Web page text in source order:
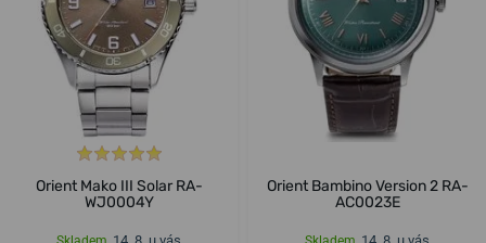
Orient Mako III Solar RA-
WJ0004Y
Orient Bambino Version 2 RA-
AC0023E